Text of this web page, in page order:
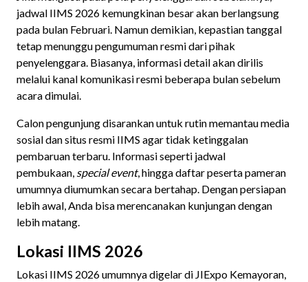
jadwal IIMS 2026 kemungkinan besar akan berlangsung
pada bulan Februari. Namun demikian, kepastian tanggal
tetap menunggu pengumuman resmi dari pihak
penyelenggara. Biasanya, informasi detail akan dirilis
melalui kanal komunikasi resmi beberapa bulan sebelum
acara dimulai.
Calon pengunjung disarankan untuk rutin memantau media
sosial dan situs resmi IIMS agar tidak ketinggalan
pembaruan terbaru. Informasi seperti jadwal
pembukaan, special event, hingga daftar peserta pameran
umumnya diumumkan secara bertahap. Dengan persiapan
lebih awal, Anda bisa merencanakan kunjungan dengan
lebih matang.
Lokasi IIMS 2026
Lokasi IIMS 2026 umumnya digelar di JIExpo Kemayoran,